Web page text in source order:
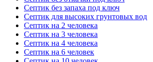
Септик без запаха под ключ
Септик для высоких грунтовых вод
Септик на 2 человека
Септик на 3 человека
Септик на 4 человека
Септик на 6 человек